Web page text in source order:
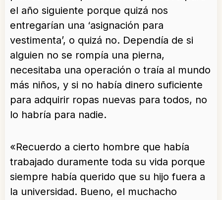
el año siguiente porque quizá nos
entregarían una ‘asignación para
vestimenta’, o quizá no. Dependía de si
alguien no se rompía una pierna,
necesitaba una operación o traía al mundo
más niños, y si no había dinero suficiente
para adquirir ropas nuevas para todos, no
lo habría para nadie.
«Recuerdo a cierto hombre que había
trabajado duramente toda su vida porque
siempre había querido que su hijo fuera a
la universidad. Bueno, el muchacho